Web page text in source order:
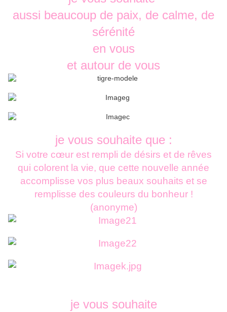
aussi beaucoup de paix, de calme, de
sérénité
en vous
et autour de vous
je vous souhaite que :
Si votre cœur est rempli de désirs et de rêves
qui colorent la vie, que cette nouvelle année
accomplisse vos plus beaux souhaits et se
remplisse des couleurs du bonheur !
(anonyme)
je vous souhaite